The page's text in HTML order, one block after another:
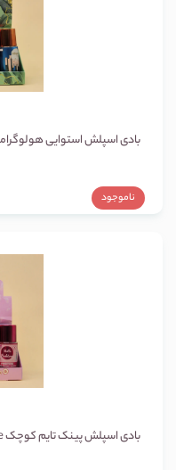
بادی اسپلش استوایی
ناموجود
بادی اسپلش پینک تایم کوچک Pinktime